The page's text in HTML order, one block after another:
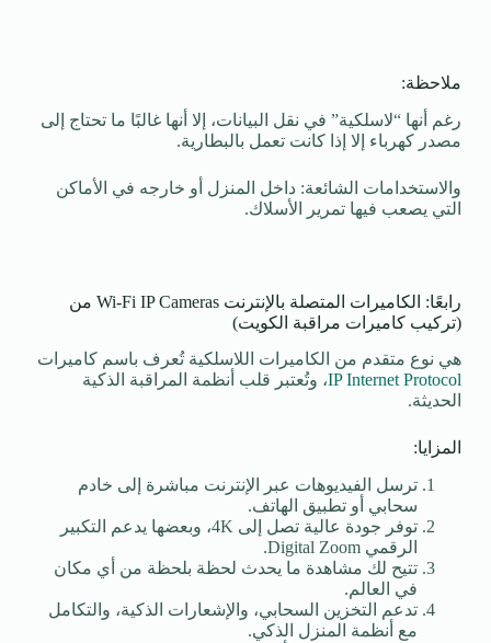
ملاحظة:
رغم أنها “لاسلكية” في نقل البيانات، إلا أنها غالبًا ما تحتاج إلى
مصدر كهرباء إلا إذا كانت تعمل بالبطارية.
والاستخدامات الشائعة: داخل المنزل أو خارجه في الأماكن
التي يصعب فيها تمرير الأسلاك.
رابعًا: الكاميرات المتصلة بالإنترنت Wi-Fi IP Cameras من
(تركيب كاميرات مراقبة الكويت)
هي نوع متقدم من الكاميرات اللاسلكية تُعرف باسم كاميرات
IP Internet Protocol، وتُعتبر قلب أنظمة المراقبة الذكية
الحديثة.
المزايا:
ترسل الفيديوهات عبر الإنترنت مباشرة إلى خادم
سحابي أو تطبيق الهاتف.
توفر جودة عالية تصل إلى 4K، وبعضها يدعم التكبير
الرقمي Digital Zoom.
تتيح لك مشاهدة ما يحدث لحظة بلحظة من أي مكان
في العالم.
تدعم التخزين السحابي، والإشعارات الذكية، والتكامل
مع أنظمة المنزل الذكي.